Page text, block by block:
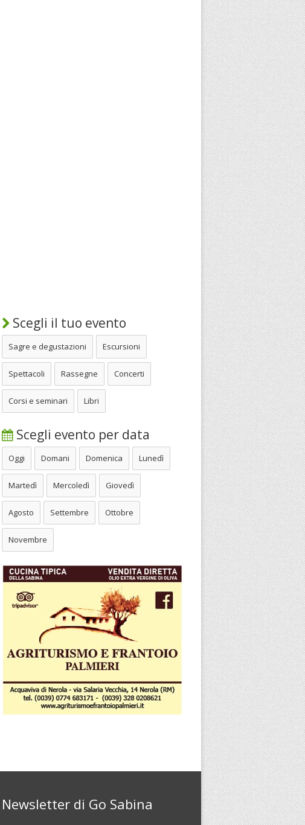
Scegli il tuo evento
Sagre e degustazioni Escursioni
Spettacoli Rassegne Concerti
Corsi e seminari Libri
Scegli evento per data
Oggi Domani Domenica Lunedì
Martedì Mercoledì Giovedì
Agosto Settembre Ottobre
Novembre
Newsletter di Go Sabina